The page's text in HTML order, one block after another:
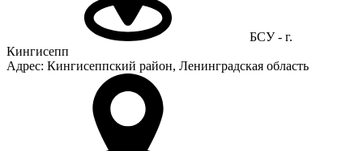
БСУ - г.
Кингисепп
Адрес: Кингисеппский район, Ленинградская область